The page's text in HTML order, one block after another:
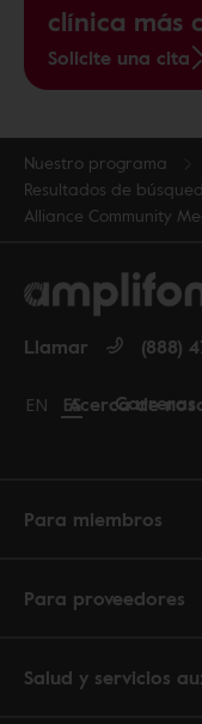
clínica más
Solicite una cita
Nuestro programa
Resultados de
Alliance Community
Acerca de
Carreras
Llamar (888)
Change language to
EN Cambiar idioma a
ES
Para miembros
Para proveedores
Salud y servicios